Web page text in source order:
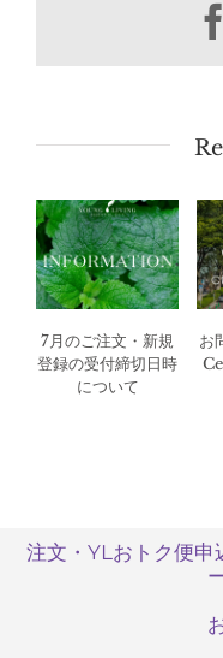
7月のご注文・新規
登録の受付締切日時
について
お
注文・YLおトク便